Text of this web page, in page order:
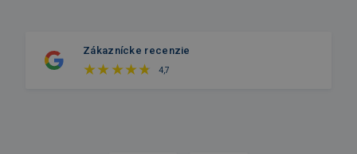
Zákaznícke recenzie
4,7